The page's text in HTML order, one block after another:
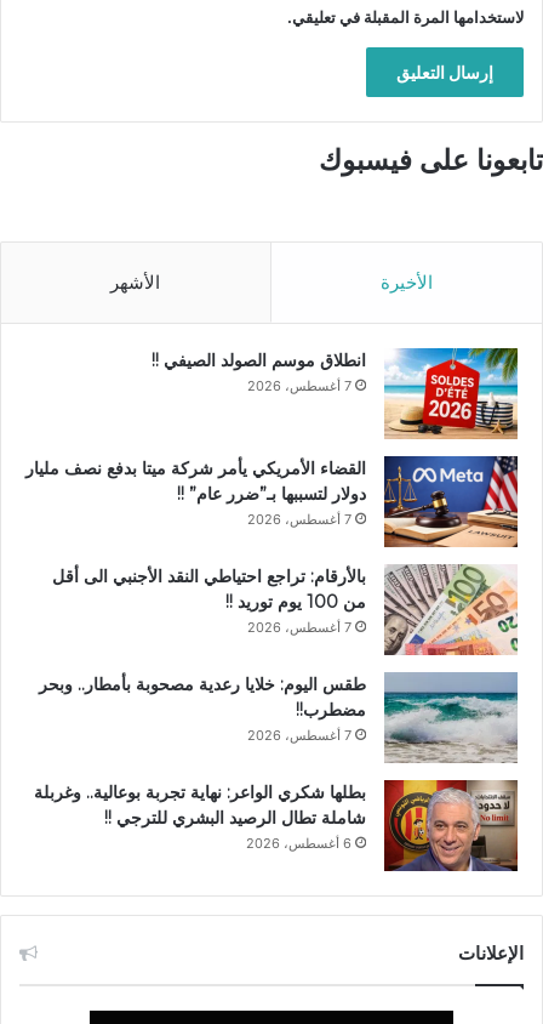
لاستخدامها المرة المقبلة في تعليقي.
تابعونا على فيسبوك
الأخيرة الأشهر
انطلاق موسم الصولد الصيفي !!
7 أغسطس، 2026
القضاء الأمريكي يأمر شركة ميتا بدفع نصف مليار
دولار لتسببها بـ”ضرر عام” !!
7 أغسطس، 2026
بالأرقام: تراجع احتياطي النقد الأجنبي الى أقل
من 100 يوم توريد !!
7 أغسطس، 2026
طقس اليوم: خلايا رعدية مصحوبة بأمطار.. وبحر
مضطرب!!
7 أغسطس، 2026
بطلها شكري الواعر: نهاية تجربة بوعالية.. وغربلة
شاملة تطال الرصيد البشري للترجي !!
6 أغسطس، 2026
الإعلانات